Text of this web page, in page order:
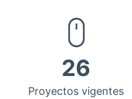
26
Proyectos vigentes